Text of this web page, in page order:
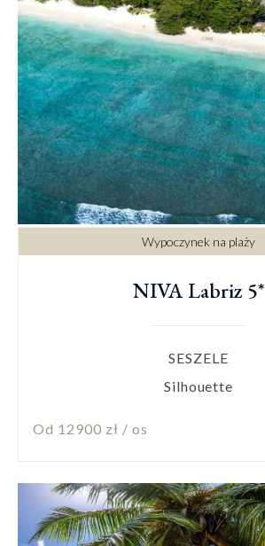
Wypoczynek na plaży
NIVA Labriz 5*
SESZELE
Silhouette
Od 12900 zł / os